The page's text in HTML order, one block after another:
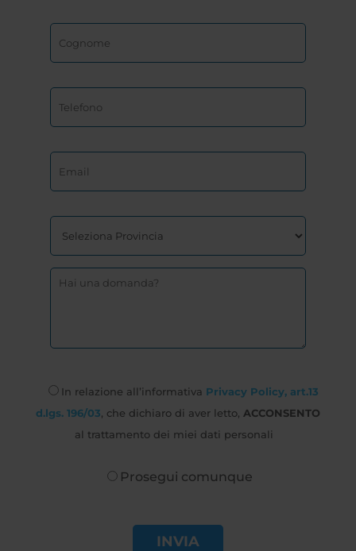
In relazione all’informativa Privacy Policy, art.13
d.lgs. 196/03 , che dichiaro di aver letto, ACCONSENTO
al trattamento dei miei dati personali
Prosegui comunque